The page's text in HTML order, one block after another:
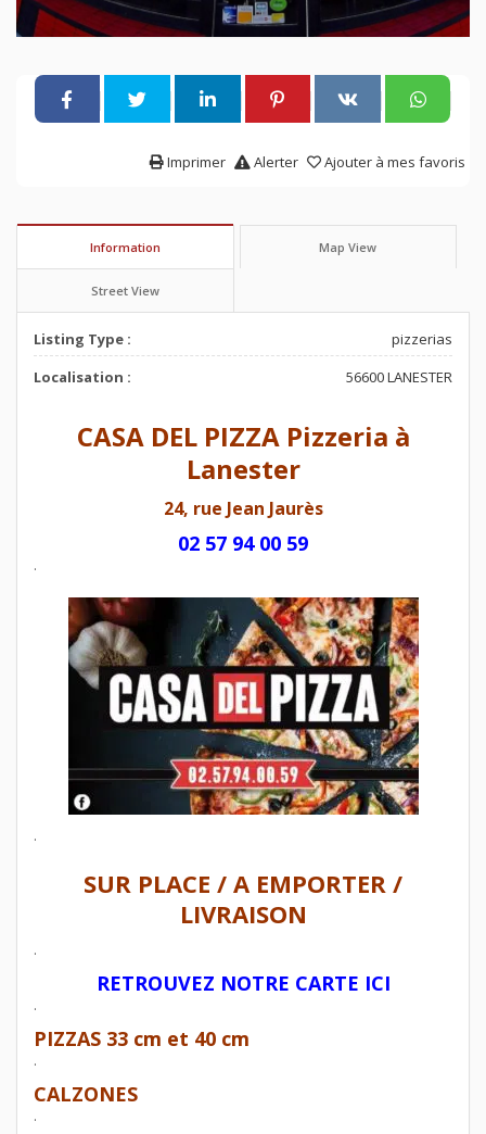
Ajouter à mes favoris
Alerter
Imprimer
Information Map View
Street View
Listing Type :
pizzerias
Localisation :
56600 LANESTER
CASA DEL PIZZA Pizzeria à
Lanester
24, rue Jean Jaurès
02 57 94 00 59
.
.
SUR PLACE / A EMPORTER /
LIVRAISON
.
RETROUVEZ NOTRE CARTE ICI
.
PIZZAS 33 cm et 40 cm
.
CALZONES
.